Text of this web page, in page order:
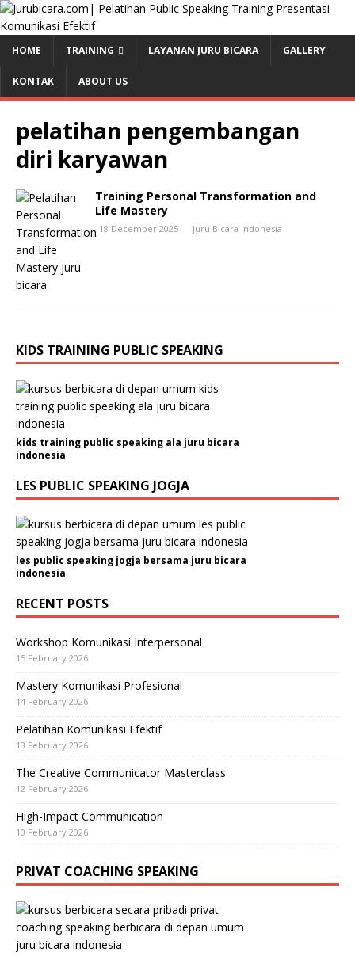
HOME TRAINING LAYANAN JURU BICARA GALLERY
KONTAK ABOUT US
pelatihan pengembangan
diri karyawan
Training Personal Transformation and
Life Mastery
18 December 2025 Juru Bicara Indonesia
KIDS TRAINING PUBLIC SPEAKING
kids training public speaking ala juru bicara
indonesia
LES PUBLIC SPEAKING JOGJA
les public speaking jogja bersama juru bicara
indonesia
RECENT POSTS
Workshop Komunikasi Interpersonal
15 February 2026
Mastery Komunikasi Profesional
14 February 2026
Pelatihan Komunikasi Efektif
13 February 2026
The Creative Communicator Masterclass
12 February 2026
High-Impact Communication
10 February 2026
PRIVAT COACHING SPEAKING